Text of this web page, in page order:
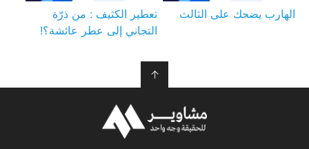
الهارب يضحك على الثالث
تعطير الكثيف : من ذرّة
التجاني إلى عطر عائشة؟!
↑